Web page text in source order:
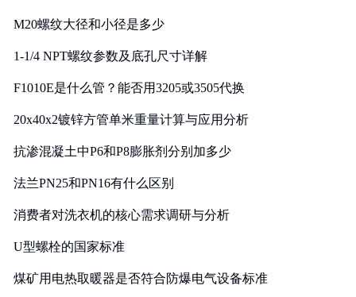
M20螺纹大径和小径是多少
1-1/4 NPT螺纹参数及底孔尺寸详解
F1010E是什么管？能否用3205或3505代换
20x40x2镀锌方管单米重量计算与应用分析
抗渗混凝土中P6和P8膨胀剂分别加多少
法兰PN25和PN16有什么区别
消费者对洗衣机的核心需求调研与分析
U型螺栓的国家标准
煤矿用电热取暖器是否符合防爆电气设备标准